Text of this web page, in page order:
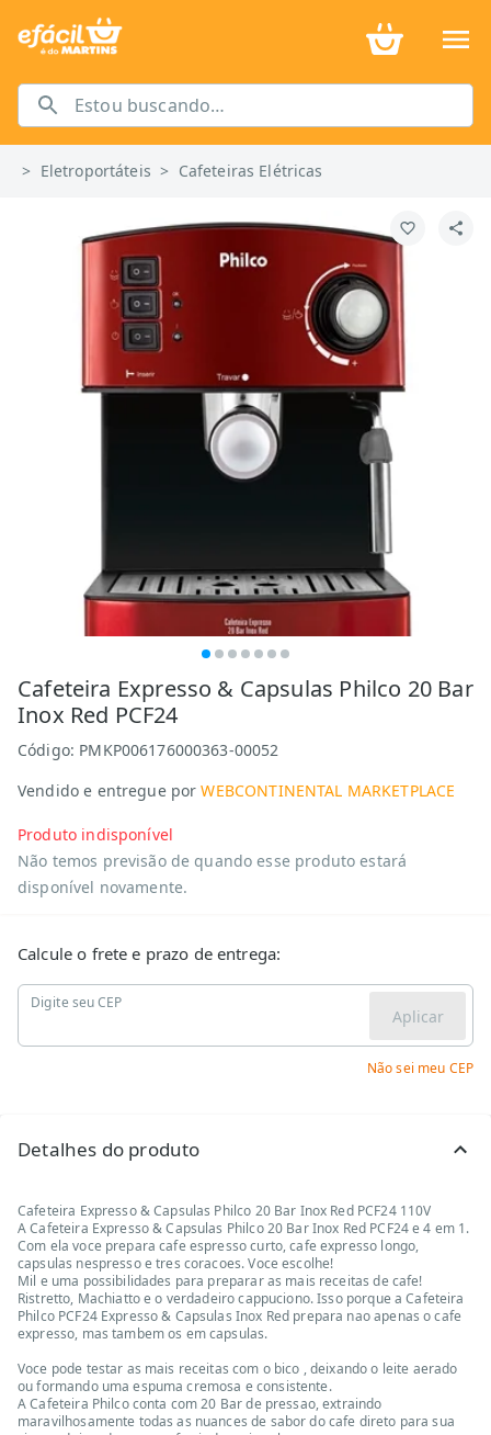
> Eletroportáteis > Cafeteiras Elétricas
Cafeteira Expresso & Capsulas Philco 20 Bar
Inox Red PCF24
Código: PMKP006176000363-00052
Vendido e entregue por WEBCONTINENTAL MARKETPLACE
Produto indisponível
Não temos previsão de quando esse produto estará
disponível novamente.
Calcule o frete e prazo de entrega:
Digite seu CEP
Aplicar
Não sei meu CEP
Detalhes do produto
Cafeteira Expresso & Capsulas Philco 20 Bar Inox Red PCF24 110V
A Cafeteira Expresso & Capsulas Philco 20 Bar Inox Red PCF24 e 4 em 1.
Com ela voce prepara cafe espresso curto, cafe expresso longo,
capsulas nespresso e tres coracoes. Voce escolhe!
Mil e uma possibilidades para preparar as mais receitas de cafe!
Ristretto, Machiatto e o verdadeiro cappuciono. Isso porque a Cafeteira
Philco PCF24 Expresso & Capsulas Inox Red prepara nao apenas o cafe
expresso, mas tambem os em capsulas.
Voce pode testar as mais receitas com o bico , deixando o leite aerado
ou formando uma espuma cremosa e consistente.
A Cafeteira Philco conta com 20 Bar de pressao, extraindo
maravilhosamente todas as nuances de sabor do cafe direto para sua